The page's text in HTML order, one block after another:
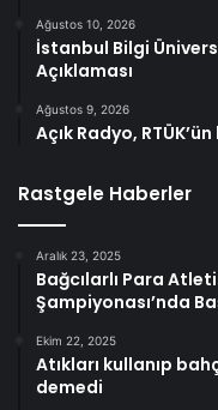
Ağustos 10, 2026
İstanbul Bilgi
Açıklaması
Ağustos 9, 2026
Açık Radyo,
Rastgele Haberler
Aralık 23, 2025
Bağcılarlı Para
Şampiyonası’nda
Ekim 22, 2025
Atıkları kullanıp
demedi